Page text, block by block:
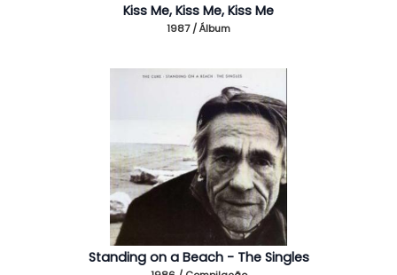
Kiss Me, Kiss Me, Kiss Me
1987 / Álbum
Standing on a Beach - The Singles